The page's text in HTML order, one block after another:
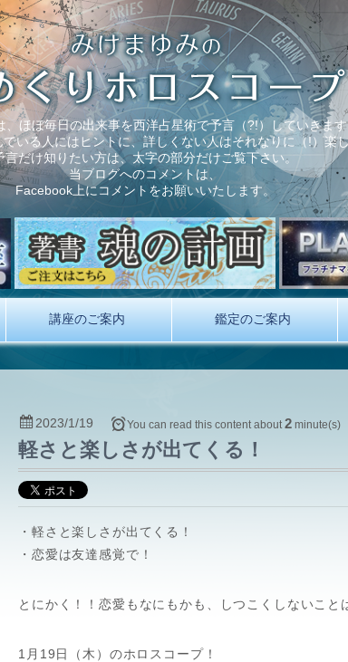
、ほぼ毎日の出来事を西洋占星術で予言（?!）していきま
いる人にはヒントに、詳しくない人はそれなりに（!）楽
言だけ知りたい方は、太字の部分だけご覧下さい。
当ブログへのコメントは、
Facebook上にコメントをお願いいたします。
講座のご案内 鑑定のご案内
軽さと楽しさが出てくる！
2023/1/19 You can read this content about2 minute(s)
・軽さと楽しさが出てくる！
・恋愛は友達感覚で！
とにかく！！恋愛もなにもかも、しつこくしないこと
1月19日（木）のホロスコープ！